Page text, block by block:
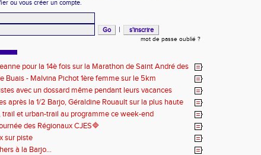
ou vous créer un compte.
|
mot de passe oublié ?
pour la 14è fois sur la Marathon de Saint André des
Buais - Malvina Pichot 1ère femme sur le 5km
avec un dossard même pendant leurs vacances
après la 1/2 Barjo, Géraldine Rouault sur la plus haute
podium du Trail de l'Ange Michel
trail et urban-trail au programme ce week-end
des Régionaux CJES🔷️
sur piste
à la Barjo...